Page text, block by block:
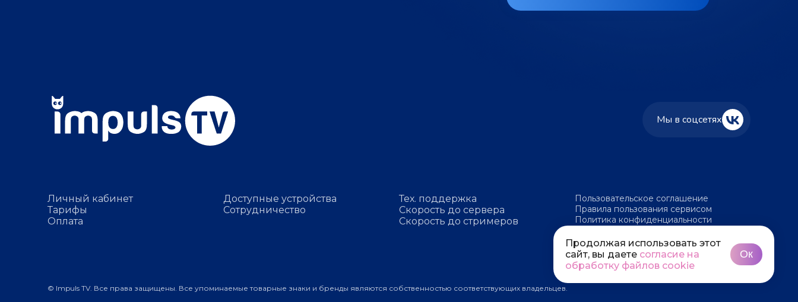
Мы в соцсетях
Личный кабинет
Тарифы
Оплата
Доступные устройства
Сотрудничество
Тех. поддержка
Скорость до сервера
Скорость до стримеров
Пользовательское соглашение
Правила пользования сервисом
Политика конфиденциальности
© Impuls TV. Все права защищены. Все упоминаемые товарные знаки и бренды являются собственностью соответствующих владельцев.
Продолжая использовать этот
сайт, вы даете согласие на
обработку файлов cookie
Ок